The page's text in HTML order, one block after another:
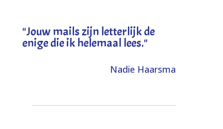
"Jouw mails zijn letterlijk de
enige die ik helemaal lees."
Nadie Haarsma